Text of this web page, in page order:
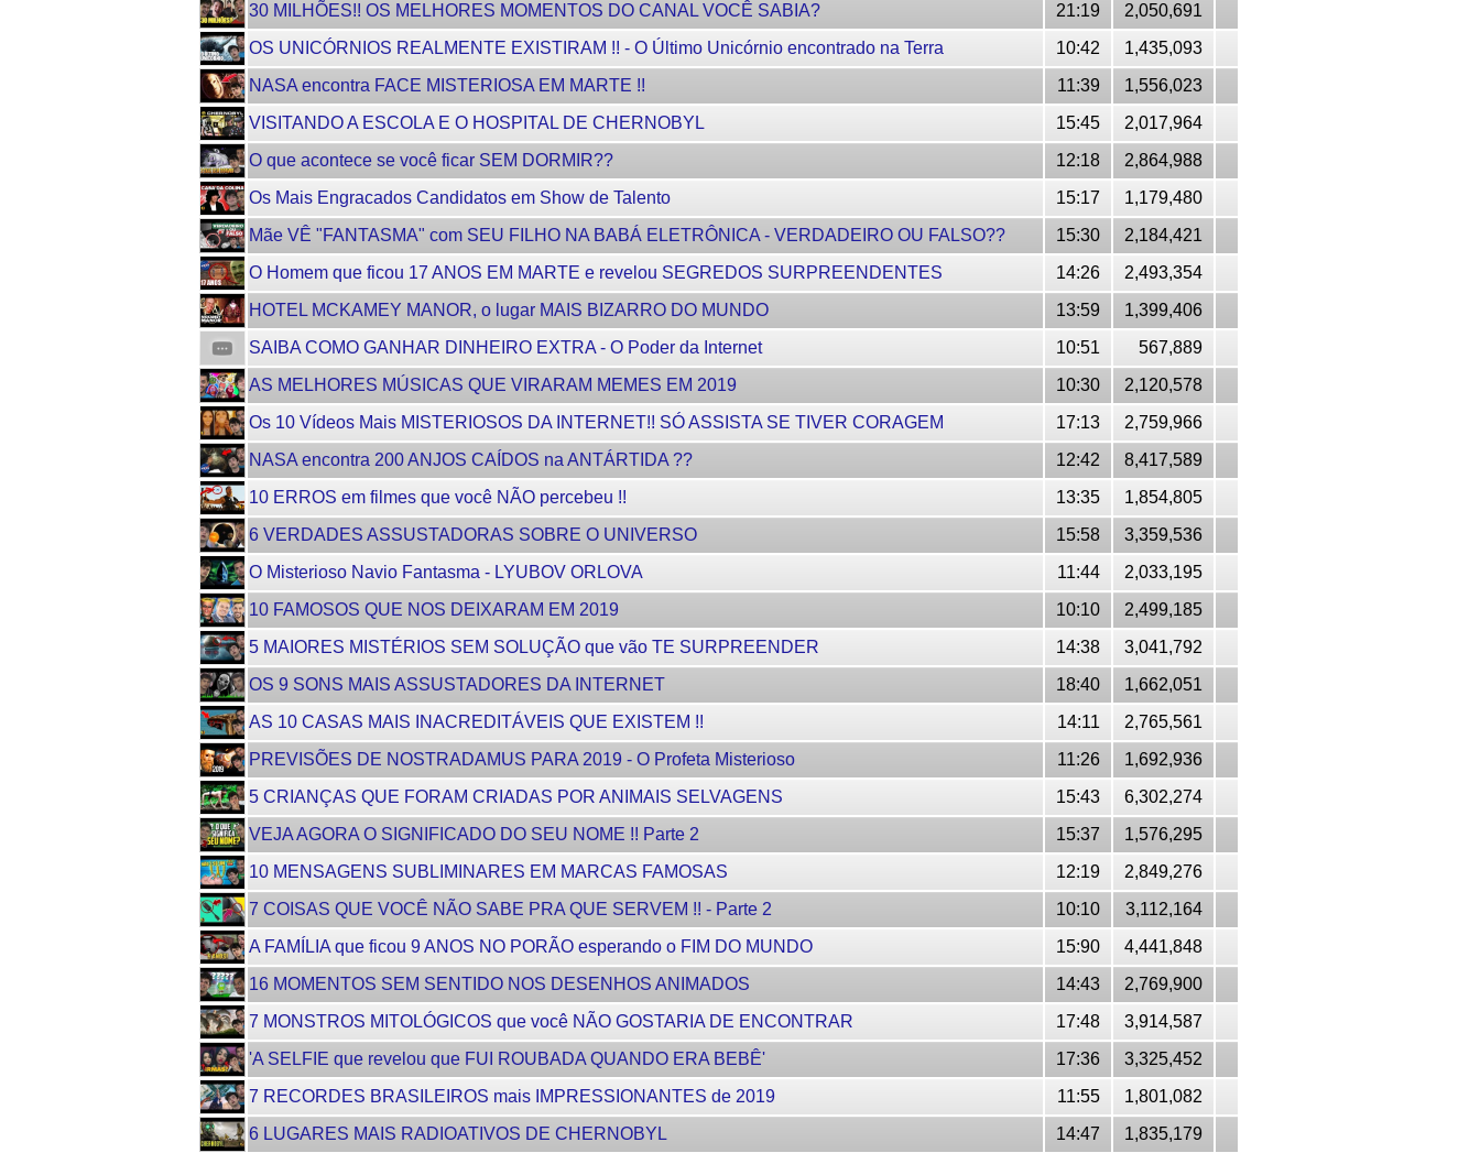
30 MILHÕES!! OS MELHORES MOMENTOS DO CANAL VOCÊ SABIA?
21:19
2,050,691
OS UNICÓRNIOS REALMENTE EXISTIRAM !! - O Último Unicórnio encontrado na Terra
10:42
1,435,093
NASA encontra FACE MISTERIOSA EM MARTE !!
11:39
1,556,023
VISITANDO A ESCOLA E O HOSPITAL DE CHERNOBYL
15:45
2,017,964
O que acontece se você ficar SEM DORMIR??
12:18
2,864,988
Os Mais Engracados Candidatos em Show de Talento
15:17
1,179,480
Mãe VÊ "FANTASMA" com SEU FILHO NA BABÁ ELETRÔNICA - VERDADEIRO OU FALSO??
15:30
2,184,421
O Homem que ficou 17 ANOS EM MARTE e revelou SEGREDOS SURPREENDENTES
14:26
2,493,354
HOTEL MCKAMEY MANOR, o lugar MAIS BIZARRO DO MUNDO
13:59
1,399,406
SAIBA COMO GANHAR DINHEIRO EXTRA - O Poder da Internet
10:51
567,889
AS MELHORES MÚSICAS QUE VIRARAM MEMES EM 2019
10:30
2,120,578
Os 10 Vídeos Mais MISTERIOSOS DA INTERNET!! SÓ ASSISTA SE TIVER CORAGEM
17:13
2,759,966
NASA encontra 200 ANJOS CAÍDOS na ANTÁRTIDA ??
12:42
8,417,589
10 ERROS em filmes que você NÃO percebeu !!
13:35
1,854,805
6 VERDADES ASSUSTADORAS SOBRE O UNIVERSO
15:58
3,359,536
O Misterioso Navio Fantasma - LYUBOV ORLOVA
11:44
2,033,195
10 FAMOSOS QUE NOS DEIXARAM EM 2019
10:10
2,499,185
5 MAIORES MISTÉRIOS SEM SOLUÇÃO que vão TE SURPREENDER
14:38
3,041,792
OS 9 SONS MAIS ASSUSTADORES DA INTERNET
18:40
1,662,051
AS 10 CASAS MAIS INACREDITÁVEIS QUE EXISTEM !!
14:11
2,765,561
PREVISÕES DE NOSTRADAMUS PARA 2019 - O Profeta Misterioso
11:26
1,692,936
5 CRIANÇAS QUE FORAM CRIADAS POR ANIMAIS SELVAGENS
15:43
6,302,274
VEJA AGORA O SIGNIFICADO DO SEU NOME !! Parte 2
15:37
1,576,295
10 MENSAGENS SUBLIMINARES EM MARCAS FAMOSAS
12:19
2,849,276
7 COISAS QUE VOCÊ NÃO SABE PRA QUE SERVEM !! - Parte 2
10:10
3,112,164
A FAMÍLIA que ficou 9 ANOS NO PORÃO esperando o FIM DO MUNDO
15:90
4,441,848
16 MOMENTOS SEM SENTIDO NOS DESENHOS ANIMADOS
14:43
2,769,900
7 MONSTROS MITOLÓGICOS que você NÃO GOSTARIA DE ENCONTRAR
17:48
3,914,587
'A SELFIE que revelou que FUI ROUBADA QUANDO ERA BEBÊ'
17:36
3,325,452
7 RECORDES BRASILEIROS mais IMPRESSIONANTES de 2019
11:55
1,801,082
6 LUGARES MAIS RADIOATIVOS DE CHERNOBYL
14:47
1,835,179